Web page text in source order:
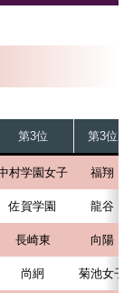
第3位 第3位
村学園女子 福翔
佐賀学園 龍谷
長崎東 向陽
尚絅 菊池女子